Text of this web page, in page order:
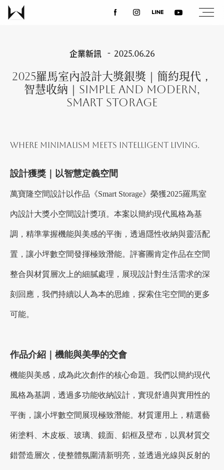
最新消息
課程講座
聯絡我們
加盟徵才
企業新訊 2025.06.26
2025羅馬室內設計大獎銀獎｜簡約現代，
智慧收納｜Simple and Modern,
Smart Storage
Where minimalism meets intelligent living.
設計獲獎｜以智慧定義空間
萬寶隆空間設計以作品《Smart Storage》榮獲2025羅馬室
內設計大獎小空間設計獎項。本案以簡約現代風格為基
調，精準掌握機能與美感的平衡，透過隱性收納與靈活配
置，讓小坪數空間發揮極致潛能。評審團肯定作品在空間
整合與材質層次上的細膩處理，展現設計對生活需求的深
刻回應，我們持續以人為本的思維，探索住宅空間的更多
可能。
作品介紹｜機能與美學的交會
機能與美感，成為此次創作的核心命題。我們以簡約現代
風格為基調，透過多功能收納設計，實現舒適與實用性的
平衡，讓小坪數空間展現極致潛能。材質運用上，精選藝
術塗料、木皮板、玻璃、鏡面、鋁框及壁布，以異材質交
錯營造層次，使整體氛圍清新明亮，並透過光線與反射的